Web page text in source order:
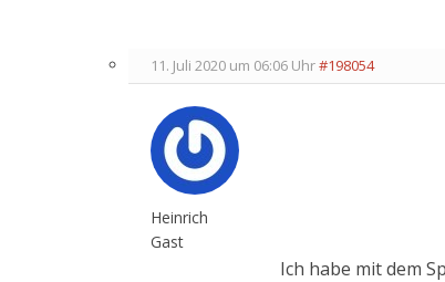
11. Juli 2020 um 06:06 Uhr#198054
Heinrich
Gast
Ich habe mit dem